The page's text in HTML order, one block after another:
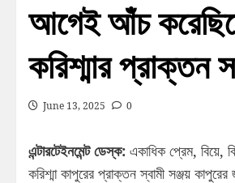
আগেই আঁচ
করিশ্মার প্রাক্তন
June 13, 2025 0
এন্টারটেইনমেন্ট ডেস্ক: একাধিক প্রেম, বিয়ে,
করিশ্মা কাপুরের প্রাক্তন স্বামী সঞ্জয় কাপুরের